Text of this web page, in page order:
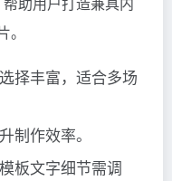
助用户打造兼具内
。
选择丰富，适合多场
制作效率。
板文字细节需调